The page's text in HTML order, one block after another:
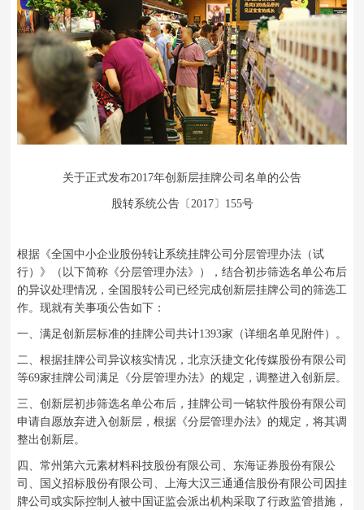
关于正式发布2017年创新层挂牌公司名单的公告
股转系统公告〔2017〕155号
根据《全国中小企业股份转让系统挂牌公司分层管理办法（试
行）》（以下简称《分层管理办法》），结合初步筛选名单公布后
的异议处理情况，全国股转公司已经完成创新层挂牌公司的筛选工
作。现就有关事项公告如下：
一、满足创新层标准的挂牌公司共计1393家（详细名单见附件）。
二、根据挂牌公司异议核实情况，北京沃捷文化传媒股份有限公司
等69家挂牌公司满足《分层管理办法》的规定，调整进入创新层。
三、创新层初步筛选名单公布后，挂牌公司一铭软件股份有限公司
申请自愿放弃进入创新层，根据《分层管理办法》的规定，将其调
整出创新层。
四、常州第六元素材料科技股份有限公司、东海证券股份有限公
司、国义招标股份有限公司、上海大汉三通通信股份有限公司因挂
牌公司或实际控制人被中国证监会派出机构采取了行政监管措施，